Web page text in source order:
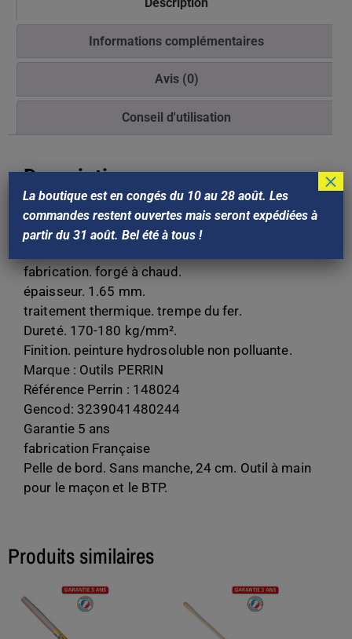
Informations complémentaires
Avis (0)
Conseil d'utilisation
Description
largeur : 24 cm.
Poids : 1,09Kg.
fabrication. forgé à chaud.
épaisseur. 1.65 mm.
traitement thermique. trempe du fer.
Dureté. 170-180 kg/mm².
Finition. peinture hydrosoluble non polluante.
Marque : Outils PERRIN
Référence Perrin : 148024
Gencod: 3239041480244
Garantie 5 ans
fabrication Française
Pelle de bord. Sans manche, 24 cm. Outil à main
pour le maçon et le BTP.
Produits similaires
La boutique est en congés du 10 au 28 août. Les
commandes restent ouvertes mais seront expédiées à
partir du 31 août. Bel été à tous !
×